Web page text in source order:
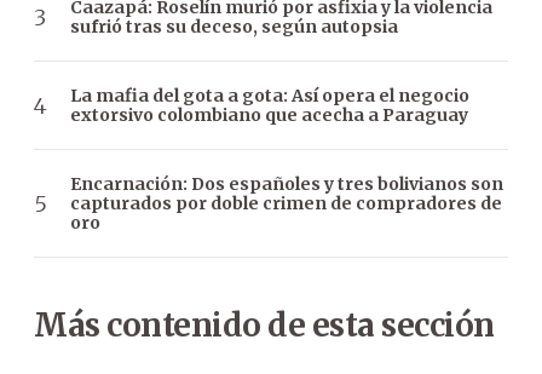
Caazapá: Roselín murió por asfixia y la violencia
sufrió tras su deceso, según autopsia
La mafia del gota a gota: Así opera el negocio
extorsivo colombiano que acecha a Paraguay
Encarnación: Dos españoles y tres bolivianos son
capturados por doble crimen de compradores de
oro
Más contenido de esta sección